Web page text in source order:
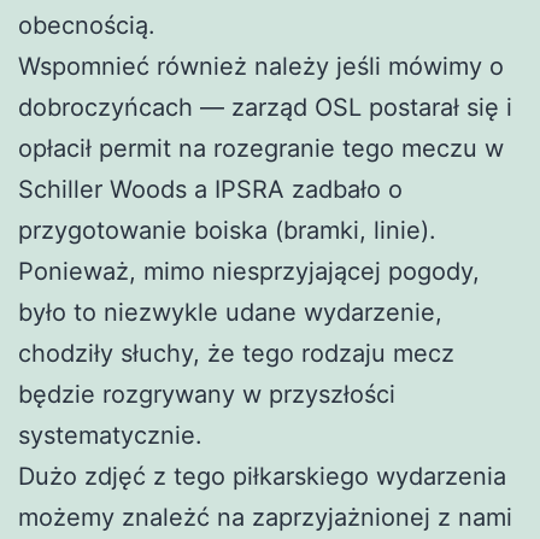
obecnością.
Wspomnieć również należy jeśli mówimy o
dobroczyńcach — zarząd OSL postarał się i
opłacił permit na rozegranie tego meczu w
Schiller Woods a IPSRA zadbało o
przygotowanie boiska (bramki, linie).
Ponieważ, mimo niesprzyjającej pogody,
było to niezwykle udane wydarzenie,
chodziły słuchy, że tego rodzaju mecz
będzie rozgrywany w przyszłości
systematycznie.
Dużo zdjęć z tego piłkarskiego wydarzenia
możemy znależć na zaprzyjażnionej z nami